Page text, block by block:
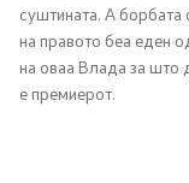
Изјава за
суштината. А борбата
на правото беа еден
на оваа Влада за
е премиерот.